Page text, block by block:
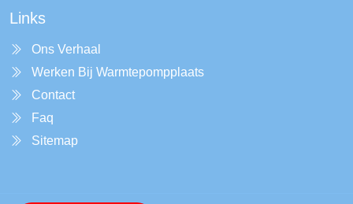
Links
Ons Verhaal
Werken Bij Warmtepompplaats
Contact
Faq
Sitemap